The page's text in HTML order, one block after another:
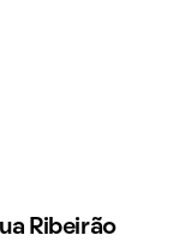
Ribeirão